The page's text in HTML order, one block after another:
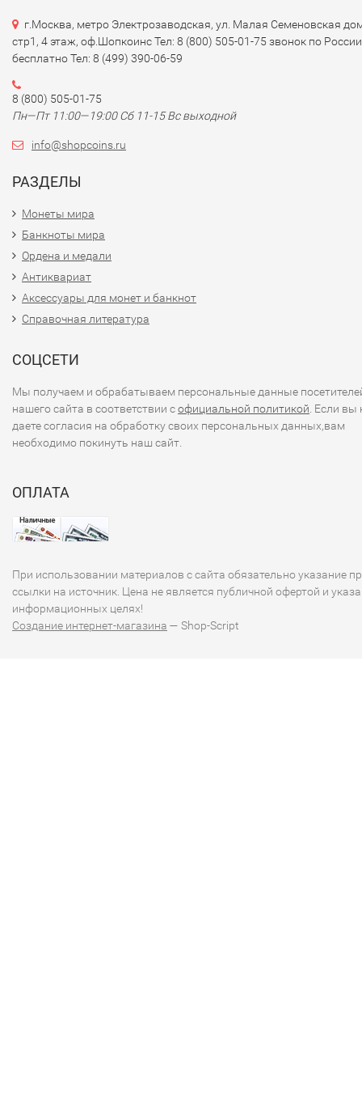
Например, на банкноте в 10,000 тугриков изображён
монгольской истории Чингисхан.
### 3.
- Монголийские банкноты имеют различные элементы
защиты от подделок, включая:
- Защитные полосы и текстуры.
### 4.Экономическая ситуация
- Экономика Монголии в значительной степени зависит
горнодобывающей промышленности, особенно от угля и
меди. Это, как правило, влияет на стабильность тугрика
Банкноты Монголии являются не только средствами
платежа, но и интересными культурными артефактами,
банкнотах или других аспектах монгольской валюты,
пожалуйста, дайте знать!
г.Москва, метро Электрозаводская, ул. Малая Семеновская
стр1, 4 этаж, оф.Шопкоинс Тел: 8 (800) 505-01-75 звонок по России
бесплатно Тел: 8 (499) 390-06-59
8 (800) 505-01-75
Пн—Пт 11:00—19:00 Сб 11-15 Вс выходной
info@shopcoins.ru
РАЗДЕЛЫ
Монеты мира
Банкноты мира
Ордена и медали
Антиквариат
Аксессуары для монет и банкнот
Справочная литература
СОЦСЕТИ
Мы получаем и обрабатываем персональные данные
нашего сайта в соответствии софициальной политикой. Если вы
даете согласия на обработку своих персональных данных,вам
необходимо покинуть наш сайт.
ОПЛАТА
При использовании материалов с сайта обязательно указание
ссылки на источник. Цена не является публичной офертой и
информационных целях!
Создание интернет-магазина — Shop-Script